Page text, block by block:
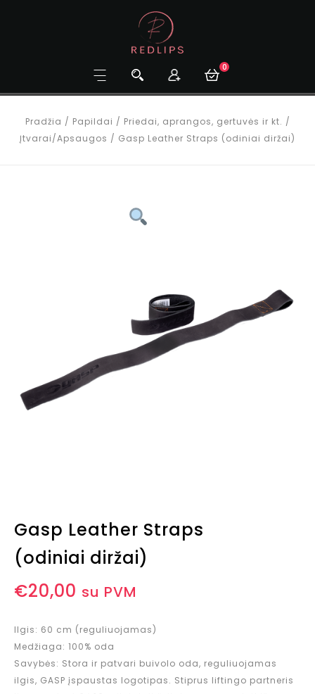
0
Pradžia / Papildai / Priedai, aprangos, gertuvės ir kt. /
Įtvarai/Apsaugos / Gasp Leather Straps (odiniai diržai)
Gasp Leather Straps
(odiniai diržai)
€20,00 su PVM
Ilgis: 60 cm (reguliuojamas)
Medžiaga: 100% oda
Savybės: Stora ir patvari buivolo oda, reguliuojamas
ilgis, GASP įspaustas logotipas. Stiprus liftingo partneris